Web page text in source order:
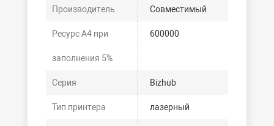
Производитель Совместимый
Ресурс А4 при
заполнения 5%
600000
Серия Bizhub
Тип принтера лазерный